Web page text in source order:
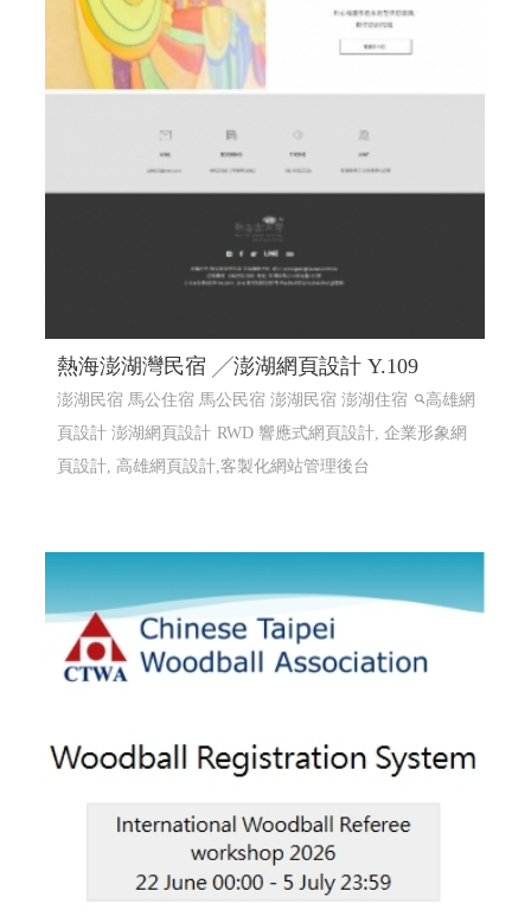
熱海澎湖灣民宿 ╱澎湖網頁設計 Y.109
澎湖民宿 馬公住宿 馬公民宿 澎湖民宿 澎湖住宿
高雄網
頁設計 澎湖網頁設計 RWD 響應式網頁設計, 企業形象網
頁設計, 高雄網頁設計,客製化網站管理後台